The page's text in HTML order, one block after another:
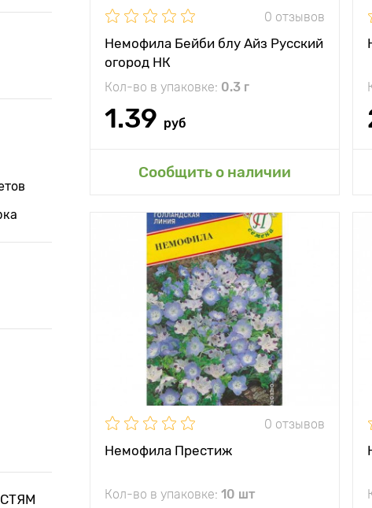
0 отзывов
Немофила Бейби блу Айз Русский
огород НК
Кол-во в упаковке: 0.3 г
1.39 руб
Сообщить о наличии
Добавить в мой сад
0 отзывов
Немофила Престиж
Кол-во в упаковке: 10 шт
Особенности
великолепна на
переднем плане
композиции
Высота растения 10 - 15 см
Растояние между
растениями
15 х 20 см
Местоположение солнце, полутень
Морозостойкость однолетник